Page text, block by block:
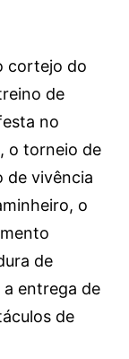
cortejo do
de
no
o torneio de
de vivência
o
de
entrega de
de